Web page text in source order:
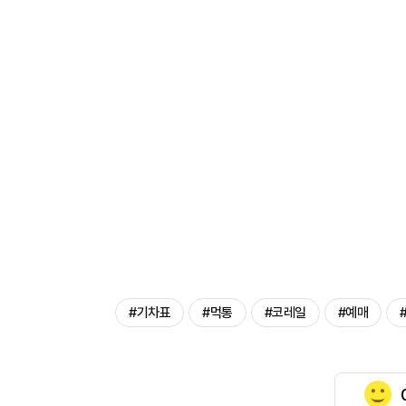
#기차표 #먹통 #코레일 #예매